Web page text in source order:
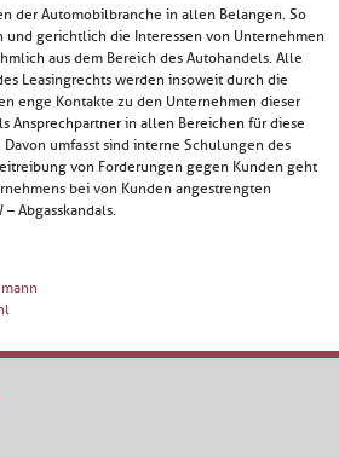
der Automobilbranche in allen Belangen. So
gerichtlich die Interessen von Unternehmen
aus dem Bereich des Autohandels. Alle
Leasingrechts werden insoweit durch die
enge Kontakte zu den Unternehmen dieser
Ansprechpartner in allen Bereichen für diese
umfasst sind interne Schulungen des
von Forderungen gegen Kunden geht
bei von Kunden angestrengten
– Abgasskandals.